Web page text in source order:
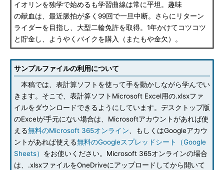
イオリンを独学で始めるも学習曲線は常に平坦。趣味
の献血は、最近脈拍が多く99回で一旦中断。さらにリターン
ライダーを目指し、大型二輪免許を取得。1年かけてコツコツ
と貯金し、ようやくバイクを購入（またもや金欠）。
サンプルファイルの利用について
本稿では、表計算ソフトを使って手を動かしながら学んでい
きます。そこで、表計算ソフトMicrosoft Excel用の.xlsxファ
イルをダウンロードできるようにしています。デスクトップ版
のExcelが手元にない場合は、Microsoftアカウントがあれば使
える無料のMicrosoft 365オンライン 、もしくはGoogleアカウ
ントがあれば使える無料のGoogleスプレッドシート（Google
Sheets） をお使いください。Microsoft 365オンラインの場合
は、.xlsxファイルをOneDriveにアップロードしてから開いて